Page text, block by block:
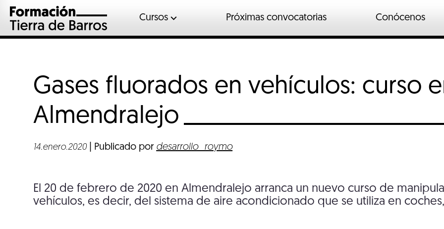
Cursos
Inglés
Mantenimiento industrial
Soldadura
Veterinaria
Próximas convocatorias Conócenos
Gases fluorados en vehículos: curso
Almendralejo
14.enero.2020| Publicado por desarrollo_roymo
El 20 de febrero de 2020 en Almendralejo arranca un nuevo curso de
vehículos, es decir, del sistema de aire acondicionado que se utiliza en